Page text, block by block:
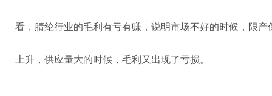
看，腈纶行业的毛利有亏有赚，说明市场不好的时候，限
上升，供应量大的时候，毛利又出现了亏损。